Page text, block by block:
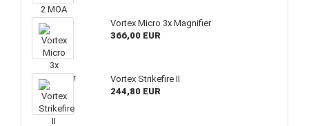
Vortex Micro 3x Magnifier
366,00 EUR
Vortex Strikefire II
244,80 EUR